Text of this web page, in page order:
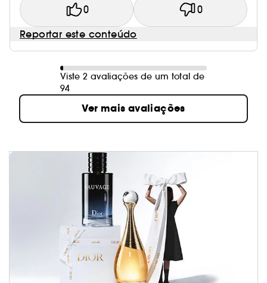
0 0
Reportar este conteúdo
Viste 2 avaliações de um total de
94
Ver mais avaliações